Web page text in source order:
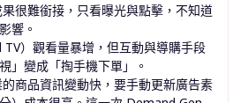
很難銜接，只看曝光與點擊，不知道
響。
）觀看量暴增，但互動與導購手段
」變成「掏手機下單」。
商品資訊變動快，要手動更新廣告素